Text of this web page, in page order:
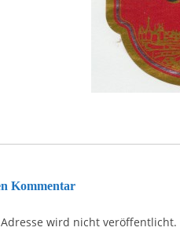
Kommentar
wird nicht veröffentlicht.